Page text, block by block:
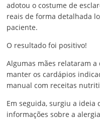
adotou o costume de
reais de forma detalhada
paciente.
O resultado foi positivo!
Algumas mães relataram
manter os cardápios
manual com receitas
Em seguida, surgiu a ideia
informações sobre a